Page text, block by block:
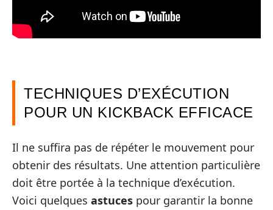
TECHNIQUES D’EXÉCUTION
POUR UN KICKBACK EFFICACE
Il ne suffira pas de répéter le mouvement pour
obtenir des résultats. Une attention particulière
doit être portée à la technique d’exécution.
Voici quelques astuces pour garantir la bonne